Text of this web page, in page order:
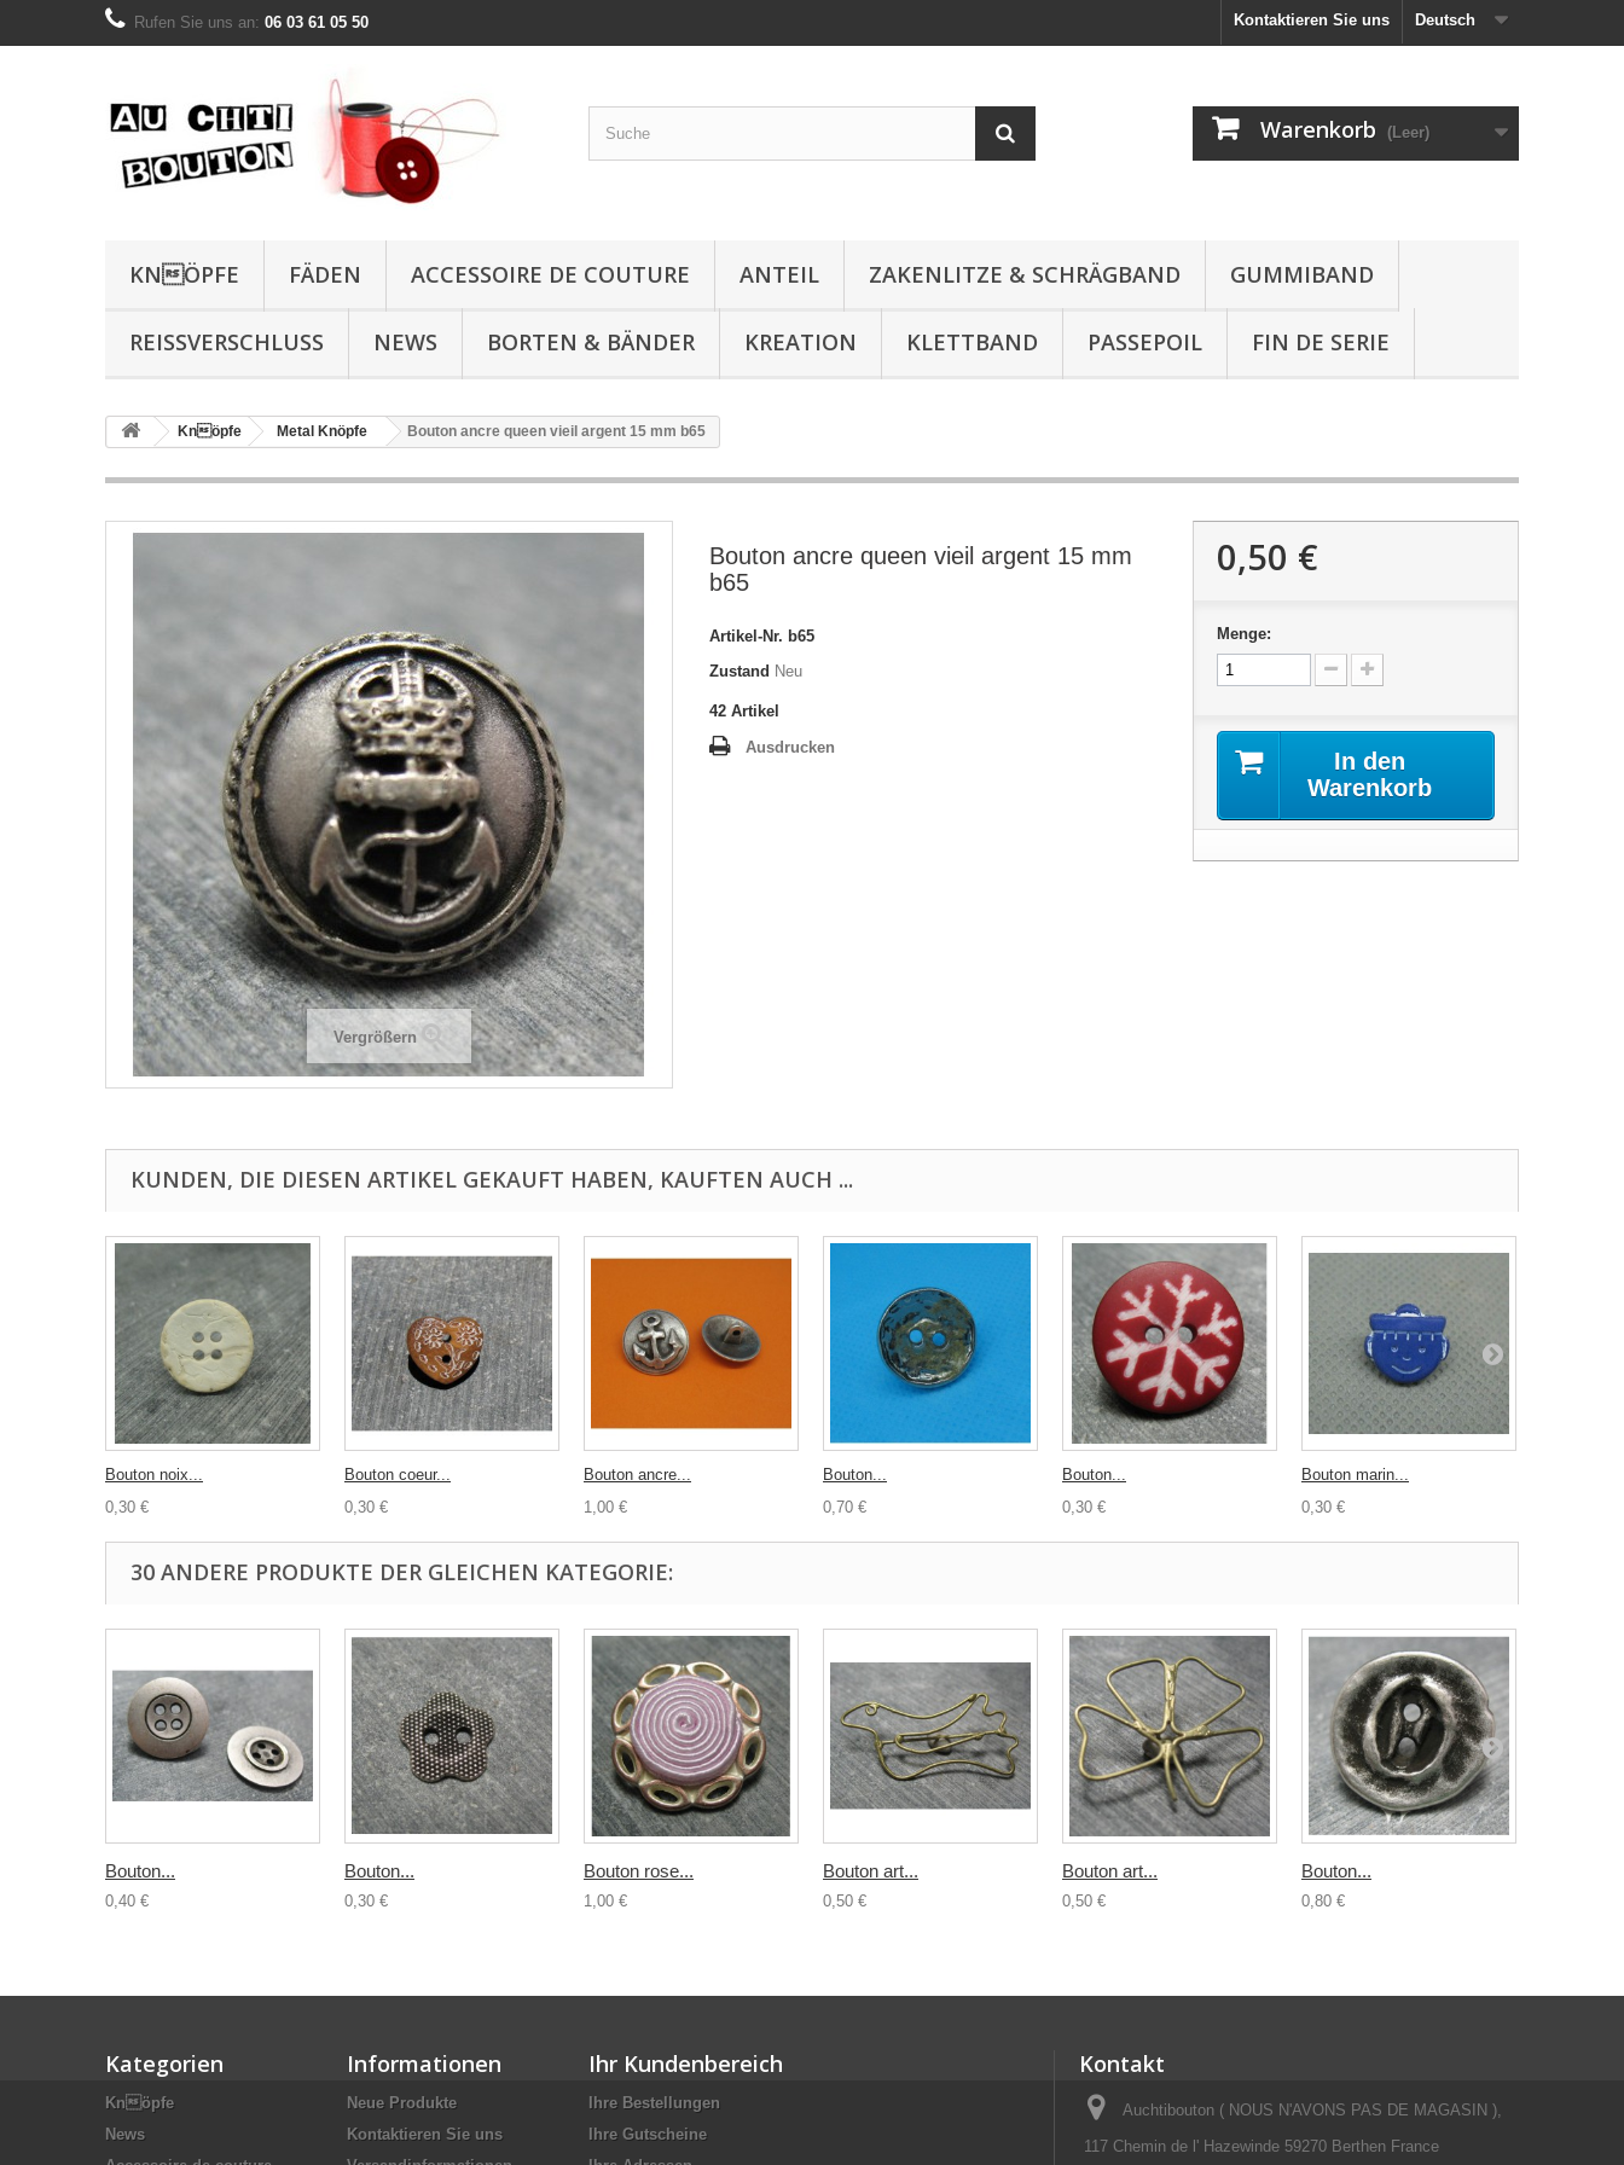
Deutsch
Kontaktieren Sie uns
Rufen Sie uns an: 06 03 61 05 50
Warenkorb (Leer)
KNÖPFE FÄDEN ACCESSOIRE DE COUTURE ANTEIL ZAKENLITZE & SCHRÄGBAND GUMMIBAND
REISSVERSCHLUSS NEWS BORTEN & BÄNDER KREATION KLETTBAND PASSEPOIL FIN DE SERIE
Knöpfe Metal Knöpfe Bouton ancre queen vieil argent 15 mm b65
Vergrößern
Bouton ancre queen vieil argent 15 mm
b65
Artikel-Nr. b65
Zustand Neu
42 Artikel
Ausdrucken
0,50 €
Menge:
In den
Warenkorb
KUNDEN, DIE DIESEN ARTIKEL GEKAUFT HABEN, KAUFTEN AUCH ...
Bouton noix...
0,30 €
Bouton coeur...
0,30 €
Bouton ancre...
1,00 €
Bouton...
0,70 €
Bouton...
0,30 €
Bouton marin...
0,30 €
30 ANDERE PRODUKTE DER GLEICHEN KATEGORIE:
Bouton...
0,40 €
Bouton...
0,30 €
Bouton rose...
1,00 €
Bouton art...
0,50 €
Bouton art...
0,50 €
Bouton...
0,80 €
Kategorien
Knöpfe
News
Informationen
Neue Produkte
Kontaktieren Sie uns
Ihr Kundenbereich
Ihre Bestellungen
Ihre Gutscheine
Kontakt
Auchtibouton ( NOUS N'AVONS PAS DE MAGASIN ),
117 Chemin de l' Hazewinde 59270 Berthen France